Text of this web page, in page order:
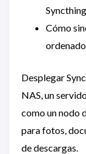
Cómo
Desplegar
NAS, un
como un nodo
para fotos,
de descargas.